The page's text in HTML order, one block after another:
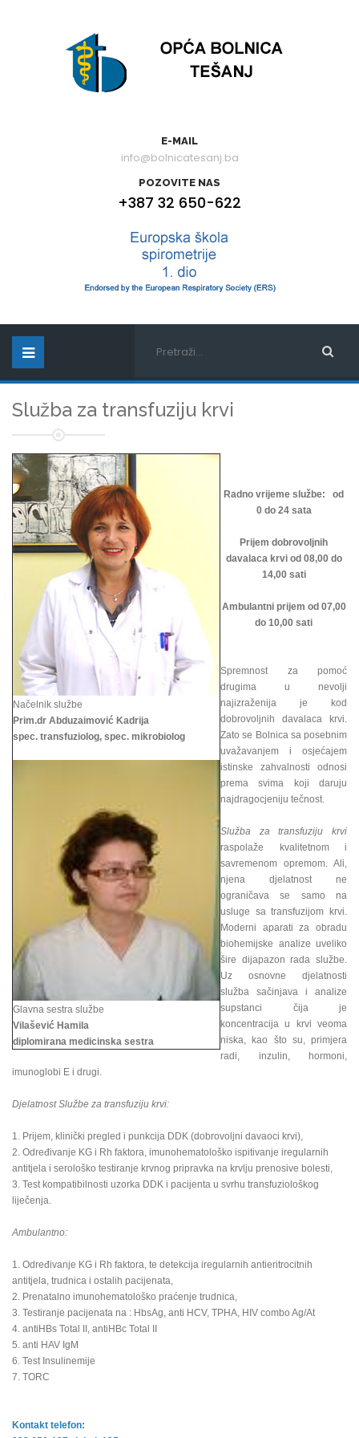
E-MAIL
info@bolnicatesanj.ba
POZOVITE NAS
+387 32 650-622
Služba za transfuziju krvi
Načelnik službe
Prim.dr Abduzaimović Kadrija
spec. transfuziolog, spec. mikrobiolog
Glavna sestra službe
Vilašević Hamila
diplomirana medicinska sestra
Radno vrijeme službe: od
0 do 24 sata
Prijem dobrovoljnih
davalaca krvi od 08,00 do
14,00 sati
Ambulantni prijem od 07,00
do 10,00 sati
Spremnost za pomoć
drugima u nevolji
najizraženija je kod
dobrovoljnih davalaca krvi.
Zato se Bolnica sa posebnim
uvažavanjem i osjećajem
istinske zahvalnosti odnosi
prema svima koji daruju
najdragocjeniju tečnost.
Služba za transfuziju krvi
raspolaže kvalitetnom i
savremenom opremom. Ali,
njena djelatnost ne
ograničava se samo na
usluge sa transfuzijom krvi.
Moderni aparati za obradu
biohemijske analize uveliko
šire dijapazon rada službe.
Uz osnovne djelatnosti
služba sačinjava i analize
supstanci čija je
koncentracija u krvi veoma
niska, kao što su, primjera
radi, inzulin, hormoni,
imunoglobi E i drugi.
Djelatnost Službe za transfuziju krvi:
1. Prijem, klinički pregled i punkcija DDK (dobrovoljni davaoci krvi),
2. Određivanje KG i Rh faktora, imunohematološko ispitivanje iregularnih
antitjela i serološko testiranje krvnog pripravka na krvlju prenosive bolesti,
3. Test kompatibilnosti uzorka DDK i pacijenta u svrhu transfuziološkog
liječenja.
Ambulantno:
1. Određivanje KG i Rh faktora, te detekcija iregularnih antieritrocitnih
antitjela, trudnica i ostalih pacijenata,
2. Prenatalno imunohematološko praćenje trudnica,
3. Testiranje pacijenata na : HbsAg, anti HCV, TPHA, HIV combo Ag/At
4. antiHBs Total II, antiHBc Total II
5. anti HAV IgM
6. Test Insulinemije
7. TORC
Kontakt telefon: